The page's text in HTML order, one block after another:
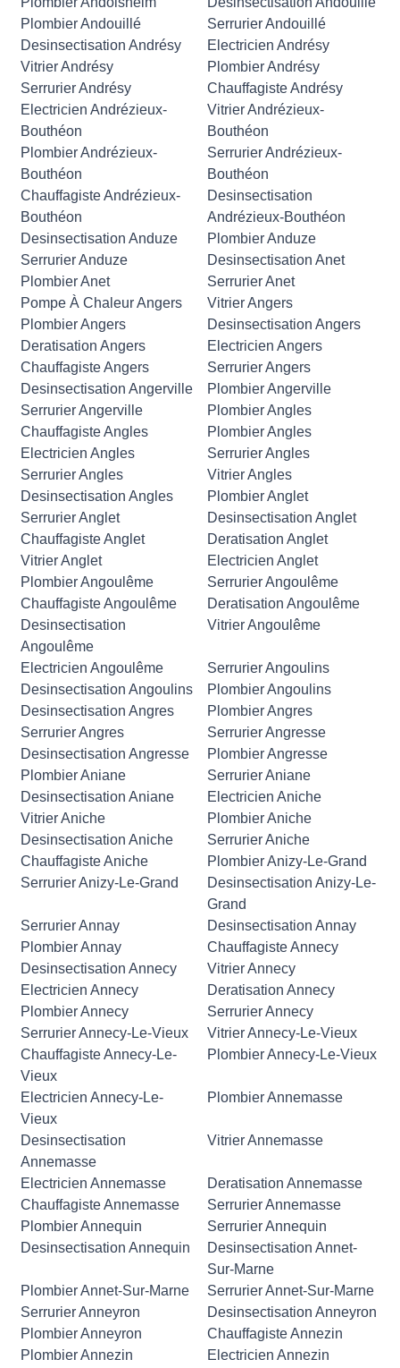
Plombier Andouillé
Serrurier Andouillé
Desinsectisation Andrésy
Electricien Andrésy
Vitrier Andrésy
Plombier Andrésy
Serrurier Andrésy
Chauffagiste Andrésy
Electricien Andrézieux-
Bouthéon
Vitrier Andrézieux-
Bouthéon
Plombier Andrézieux-
Bouthéon
Serrurier Andrézieux-
Bouthéon
Chauffagiste Andrézieux-
Bouthéon
Desinsectisation
Andrézieux-Bouthéon
Desinsectisation Anduze
Plombier Anduze
Serrurier Anduze
Desinsectisation Anet
Plombier Anet
Serrurier Anet
Pompe À Chaleur Angers
Vitrier Angers
Plombier Angers
Desinsectisation Angers
Deratisation Angers
Electricien Angers
Chauffagiste Angers
Serrurier Angers
Desinsectisation Angerville
Plombier Angerville
Serrurier Angerville
Plombier Angles
Chauffagiste Angles
Plombier Angles
Electricien Angles
Serrurier Angles
Serrurier Angles
Vitrier Angles
Desinsectisation Angles
Plombier Anglet
Serrurier Anglet
Desinsectisation Anglet
Chauffagiste Anglet
Deratisation Anglet
Vitrier Anglet
Electricien Anglet
Plombier Angoulême
Serrurier Angoulême
Chauffagiste Angoulême
Deratisation Angoulême
Desinsectisation
Angoulême
Vitrier Angoulême
Electricien Angoulême
Serrurier Angoulins
Desinsectisation Angoulins
Plombier Angoulins
Desinsectisation Angres
Plombier Angres
Serrurier Angres
Serrurier Angresse
Desinsectisation Angresse
Plombier Angresse
Plombier Aniane
Serrurier Aniane
Desinsectisation Aniane
Electricien Aniche
Vitrier Aniche
Plombier Aniche
Desinsectisation Aniche
Serrurier Aniche
Chauffagiste Aniche
Plombier Anizy-Le-Grand
Serrurier Anizy-Le-Grand
Desinsectisation Anizy-Le-
Grand
Serrurier Annay
Desinsectisation Annay
Plombier Annay
Chauffagiste Annecy
Desinsectisation Annecy
Vitrier Annecy
Electricien Annecy
Deratisation Annecy
Plombier Annecy
Serrurier Annecy
Serrurier Annecy-Le-Vieux
Vitrier Annecy-Le-Vieux
Chauffagiste Annecy-Le-
Vieux
Plombier Annecy-Le-Vieux
Electricien Annecy-Le-
Vieux
Plombier Annemasse
Desinsectisation
Annemasse
Vitrier Annemasse
Electricien Annemasse
Deratisation Annemasse
Chauffagiste Annemasse
Serrurier Annemasse
Plombier Annequin
Serrurier Annequin
Desinsectisation Annequin
Desinsectisation Annet-
Sur-Marne
Plombier Annet-Sur-Marne
Serrurier Annet-Sur-Marne
Serrurier Anneyron
Desinsectisation Anneyron
Plombier Anneyron
Chauffagiste Annezin
Plombier Annezin
Electricien Annezin